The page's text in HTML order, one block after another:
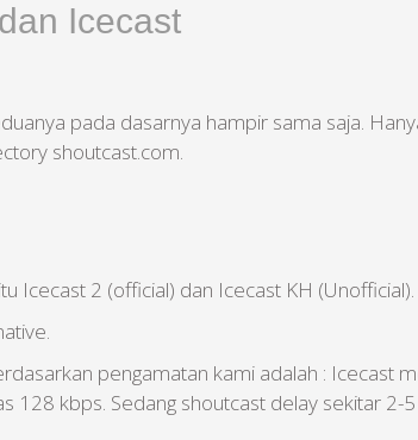
Icecast
pada dasarnya hampir sama saja.
shoutcast.com.
Icecast 2 (official) dan Icecast KH
pengamatan kami adalah : Icecast
128 kbps. Sedang shoutcast delay sekitar 2-